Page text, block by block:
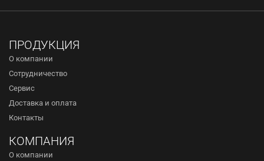
ПРОДУКЦИЯ
О компании
Сотрудничество
Сервис
Доставка и оплата
Контакты
КОМПАНИЯ
О компании